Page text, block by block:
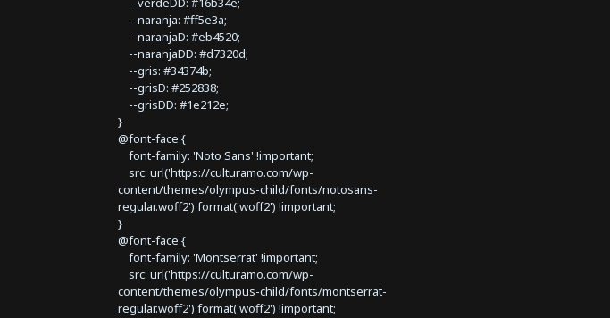
--naranja: #ff5e3a;
--naranjaD: #eb4520;
--naranjaDD: #d7320d;
--gris: #34374b;
--grisD: #252838;
--grisDD: #1e212e;
}
@font-face {
font-family: 'Noto Sans' !important;
src: url('https://culturamo.com/wp-
content/themes/olympus-child/fonts/notosans-
regular.woff2') format('woff2') !important;
}
@font-face {
font-family: 'Montserrat' !important;
src: url('https://culturamo.com/wp-
content/themes/olympus-child/fonts/montserrat-
regular.woff2') format('woff2') !important;